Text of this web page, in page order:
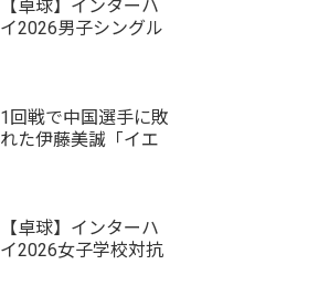
【卓球】インターハ
イ2026男子シングル
ードに
1回戦で中国選手に敗
れた伊藤美誠「イエ
チャンピオンズ横浜
2026＞
【卓球】インターハ
イ2026女子学校対抗